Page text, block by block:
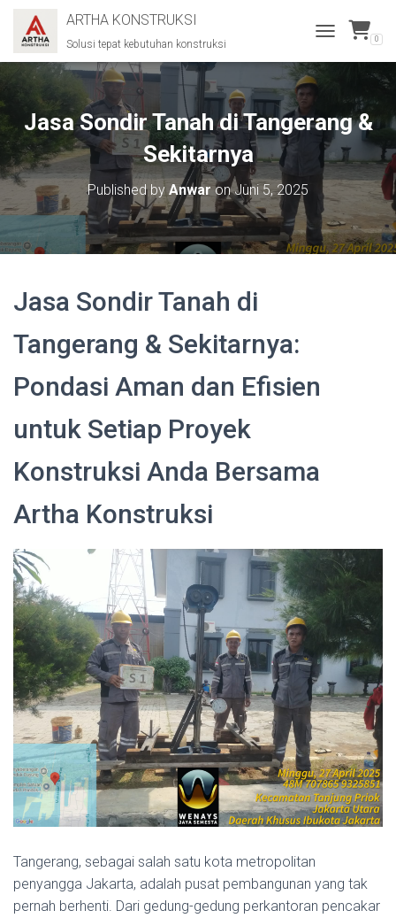
ARTHA KONSTRUKSI
Solusi tepat kebutuhan konstruksi
O
E
N
A
V
I
A
T
0
Jasa Sondir Tanah di Tangerang &
Sekitarnya
Published by AnwaronJuni 5, 2025
Jasa Sondir Tanah di
Tangerang & Sekitarnya:
Pondasi Aman dan Efisien
untuk Setiap Proyek
Konstruksi Anda Bersama
Artha Konstruksi
Tangerang, sebagai salah satu kota metropolitan
penyangga Jakarta, adalah pusat pembangunan yang tak
pernah berhenti. Dari gedung-gedung perkantoran pencakar